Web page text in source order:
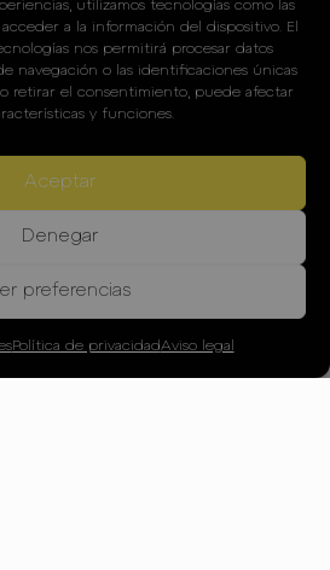
utilizamos tecnologías como las
a la información del dispositivo. El
nos permitirá procesar datos
navegación o las identificaciones únicas
retirar el consentimiento, puede afectar
y funciones.
Aceptar
Denegar
preferencias
Política de privacidadAviso legal